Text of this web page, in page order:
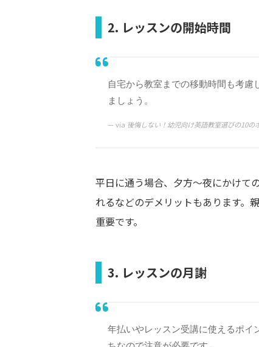
2. レッスンの開始時間
自宅から教室までの移動時間も考慮
ましょう。
via 後悔しない！幼児向け英語教室選びの10の
平日に通う場合、夕方～夜にかけて
れるなどのデメリットもあります。
重要です。
3. レッスンの月謝
年払いやレッスン受講に使えるポイ